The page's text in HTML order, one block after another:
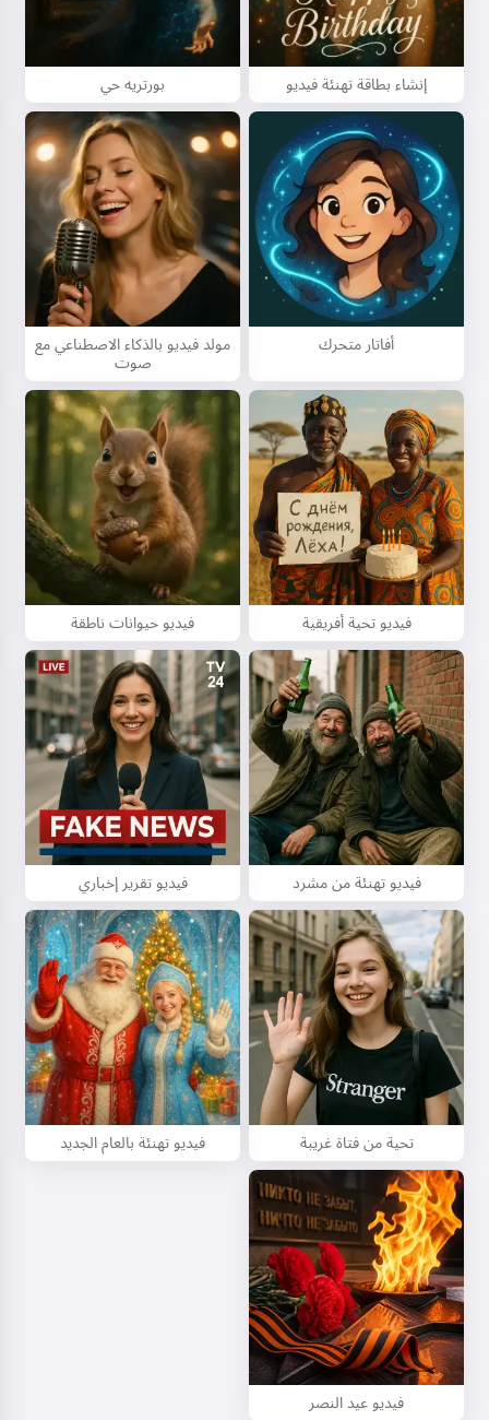
إنشاء بطاقة تهنئة فيديو بورتريه حي
أفاتار متحرك مولد فيديو بالذكاء الاصطناعي مع
صوت
فيديو تحية أفريقية فيديو حيوانات ناطقة
فيديو تهنئة من مشرد فيديو تقرير إخباري
تحية من فتاة غريبة فيديو تهنئة بالعام الجديد
فيديو عيد النصر